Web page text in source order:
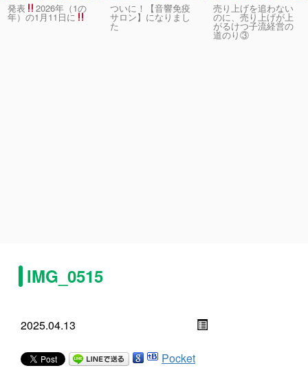
発表 2026年（1の
年）の1月11日に
ついに！【音響免疫
サロン】になりまし
た
売り上げを追わない
のに、売り上げが上
がるけつ子流経営の
道のり③
IMG_0515
2025.04.13
Pocket